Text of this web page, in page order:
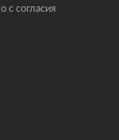
с согласия